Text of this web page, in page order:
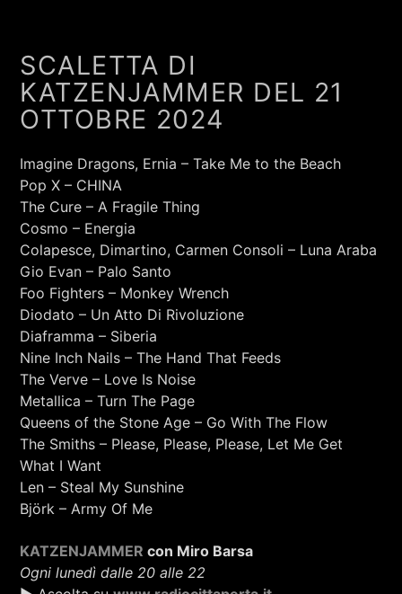
+393401974468
Sostieni Radio Città Aperta
SCALETTA DI
KATZENJAMMER DEL 21
OTTOBRE 2024
Imagine Dragons, Ernia – Take Me to the Beach
Pop X – CHINA
The Cure – A Fragile Thing
Cosmo – Energia
Colapesce, Dimartino, Carmen Consoli – Luna Araba
Gio Evan – Palo Santo
Foo Fighters – Monkey Wrench
Diodato – Un Atto Di Rivoluzione
Diaframma – Siberia
Nine Inch Nails – The Hand That Feeds
The Verve – Love Is Noise
Metallica – Turn The Page
Queens of the Stone Age – Go With The Flow
The Smiths – Please, Please, Please, Let Me Get
What I Want
Len – Steal My Sunshine
Björk – Army Of Me
KATZENJAMMER con Miro Barsa
Ogni lunedì dalle 20 alle 22